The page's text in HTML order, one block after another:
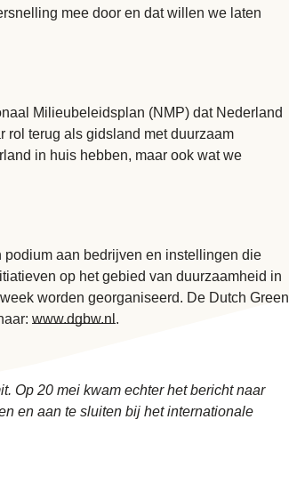
mee door en dat willen we laten
Milieubeleidsplan (NMP) dat Nederland
rol terug als gidsland met duurzaam
in huis hebben, maar ook wat we
aan bedrijven en instellingen die
op het gebied van duurzaamheid in
worden georganiseerd. De Dutch Green
www.dgbw.nl .
Op 20 mei kwam echter het bericht naar
en aan te sluiten bij het internationale